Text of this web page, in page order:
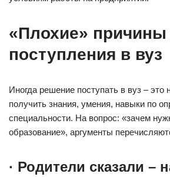
«Плохие» причины
поступления в вуз
Иногда решение поступать в вуз – это
получить знания, умения, навыки по
специальности. На вопрос: «зачем
образование», аргументы
· Родители сказали –